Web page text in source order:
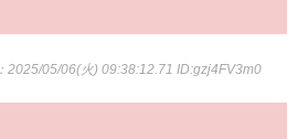
：2025/05/06(火) 09:38:12.71 ID:gzj4FV3m0